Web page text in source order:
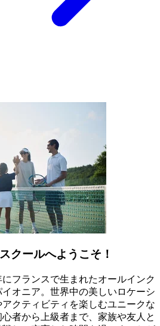
クールへようこそ！
フランスで生まれたオールインク
オニア。世界中の美しいロケーシ
クティビティを楽しむユニークな
者から上級者まで、家族や友人と